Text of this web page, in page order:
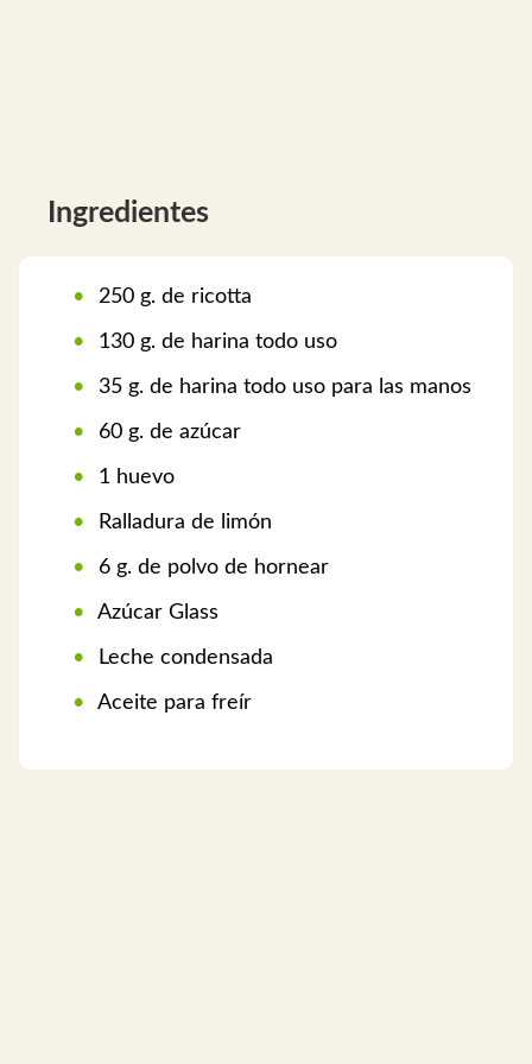
Ingredientes
250 g. de ricotta
130 g. de harina todo uso
35 g. de harina todo uso para las manos
60 g. de azúcar
1 huevo
Ralladura de limón
6 g. de polvo de hornear
Azúcar Glass
Leche condensada
Aceite para freír